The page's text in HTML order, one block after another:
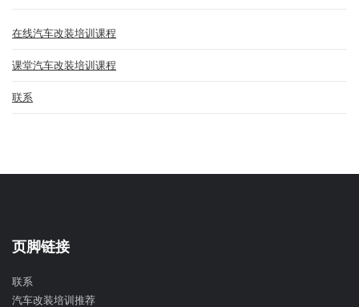
在线汽车改装培训课程
课堂汽车改装培训课程
联系
页脚链接
联系
汽车改装培训推荐